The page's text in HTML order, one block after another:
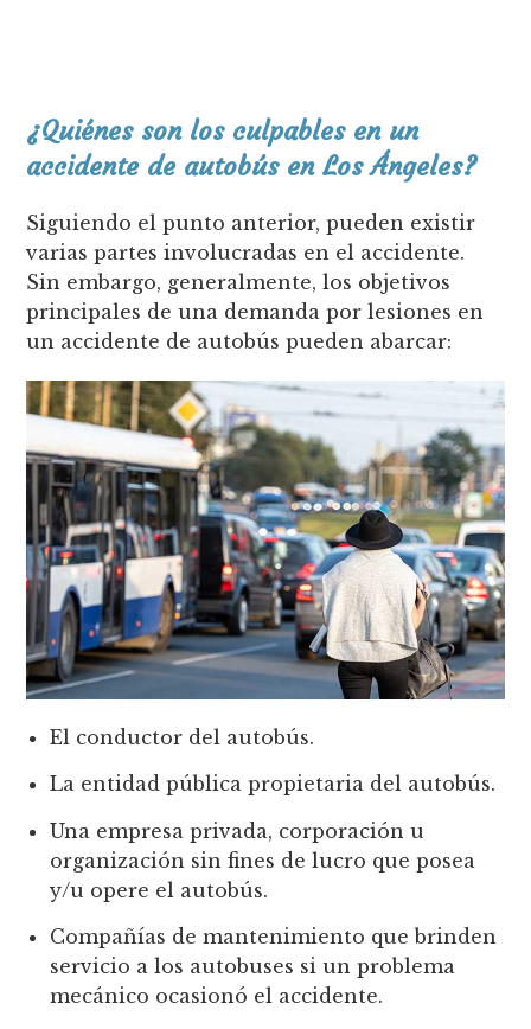
¿Quiénes son los culpables en un
accidente de autobús en Los Ángeles?
Siguiendo el punto anterior, pueden existir
varias partes involucradas en el accidente.
Sin embargo, generalmente, los objetivos
principales de una demanda por lesiones en
un accidente de autobús pueden abarcar:
El conductor del autobús.
La entidad pública propietaria del autobús.
Una empresa privada, corporación u
organización sin fines de lucro que posea
y/u opere el autobús.
Compañías de mantenimiento que brinden
servicio a los autobuses si un problema
mecánico ocasionó el accidente.